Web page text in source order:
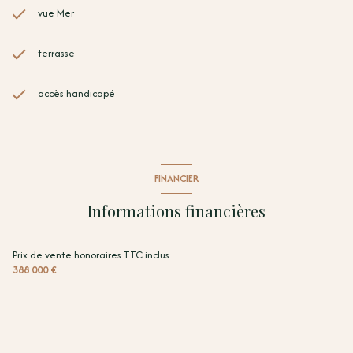
vue Mer
terrasse
accès handicapé
FINANCIER
Informations financières
Prix de vente honoraires TTC inclus
388 000 €